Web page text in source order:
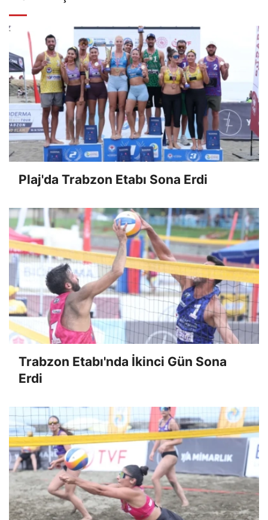
Plaj'da Trabzon Etabı Sona Erdi
Trabzon Etabı'nda İkinci Gün Sona
Erdi